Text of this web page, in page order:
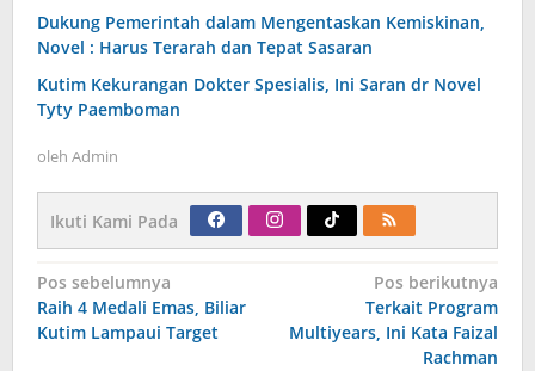
Dukung Pemerintah dalam Mengentaskan Kemiskinan,
Novel : Harus Terarah dan Tepat Sasaran
Kutim Kekurangan Dokter Spesialis, Ini Saran dr Novel
Tyty Paemboman
oleh Admin
Ikuti Kami Pada
Navigasi
pos
Pos sebelumnya
Raih 4 Medali Emas, Biliar
Kutim Lampaui Target
Pos berikutnya
Terkait Program
Multiyears, Ini Kata Faizal
Rachman